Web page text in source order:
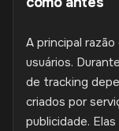
A principal
usuários.
de tracking
criados por
publicidade.